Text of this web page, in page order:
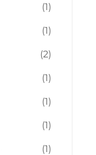
(1)
(1)
(2)
(1)
(1)
(1)
(1)